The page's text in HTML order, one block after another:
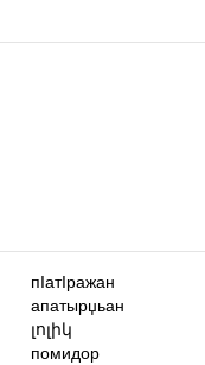
пIатIражан
апатырџьан
լոլիկ
помидор